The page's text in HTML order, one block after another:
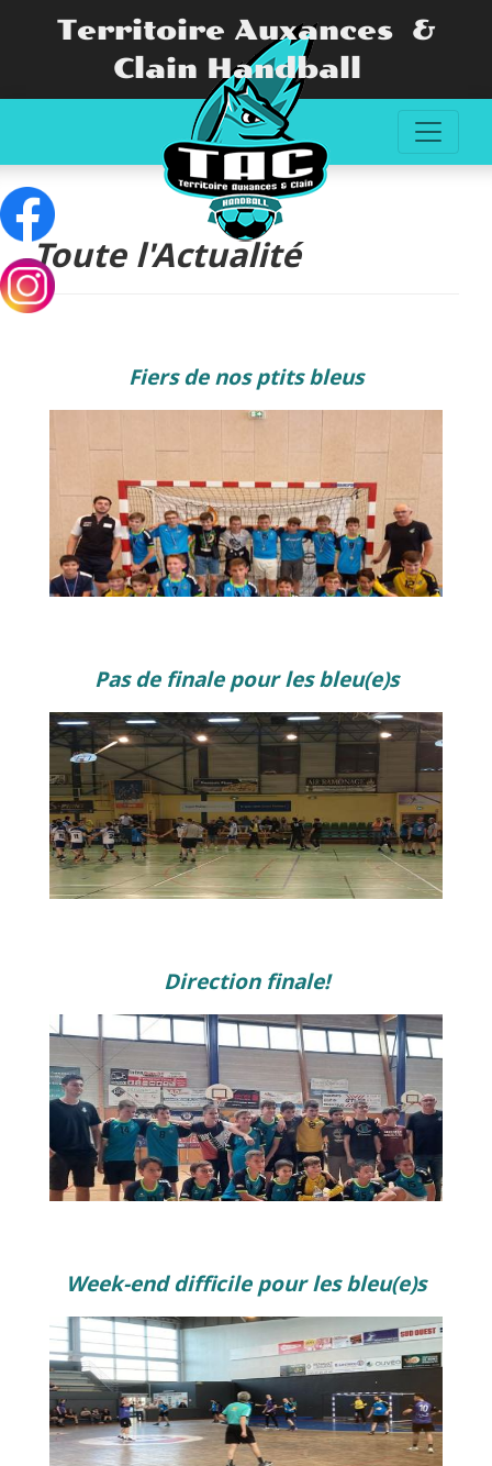
Territoire Auxances &
Clain Handball
Toute l'Actualité
Fiers de nos ptits bleus
Pas de finale pour les bleu(e)s
Direction finale!
Week-end difficile pour les bleu(e)s